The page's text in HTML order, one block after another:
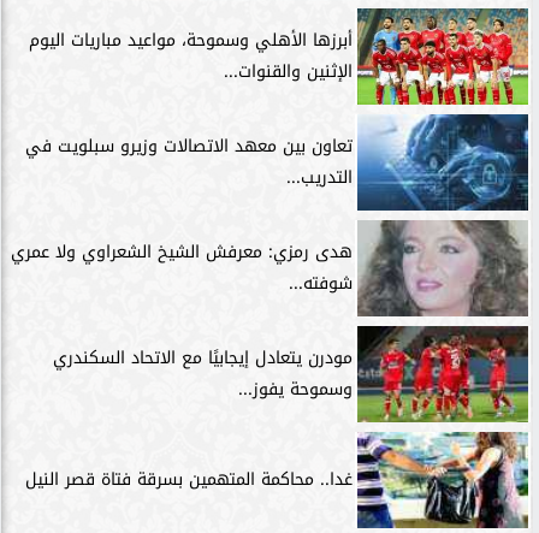
أبرزها الأهلي وسموحة، مواعيد مباريات اليوم
الإثنين والقنوات...
تعاون بين معهد الاتصالات وزيرو سبلويت في
التدريب...
هدى رمزي: معرفش الشيخ الشعراوي ولا عمري
شوفته...
مودرن يتعادل إيجابيًا مع الاتحاد السكندري
وسموحة يفوز...
غدا.. محاكمة المتهمين بسرقة فتاة قصر النيل